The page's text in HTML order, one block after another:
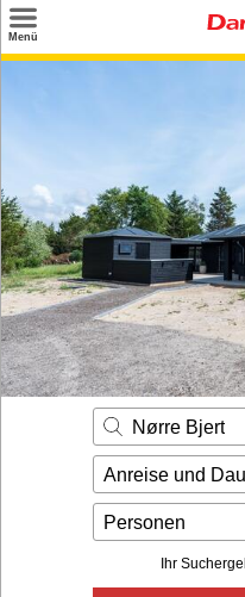
Menü
Angebote
Inspiration
Kontakt
Gut zu wissen
Login
Nørre Bjert
Anreise und
Personen
Ihr